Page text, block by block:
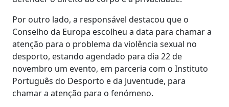
Por outro lado, a responsável destacou que o
Conselho da Europa escolheu a data para chamar a
atenção para o problema da violência sexual no
desporto, estando agendado para dia 22 de
novembro um evento, em parceria com o Instituto
Português do Desporto e da Juventude, para
chamar a atenção para o fenómeno.